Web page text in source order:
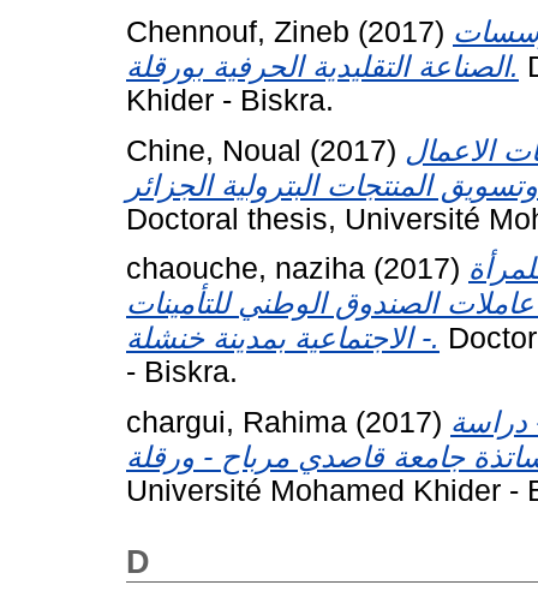
Chennouf, Zineb (2017)
الصناعة التقليدية الحرفية بورقلة.
Khider - Biskra.
Chine, Noual (2017) الاعمال
Doctoral thesis, Université
chaouche, naziha (2017)
الصندوق الوطني للتأمينات
الاجتماعية بمدينة خنشلة -.
- Biskra.
chargui, Rahima (2017) دراسة
Université Mohamed Khider -
D